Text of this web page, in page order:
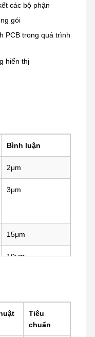
Hệ
Chat Ngay
các bộ phận
gói
PCB trong quá trình
hiển thị
Bình luận
2μm
3μm
15μm
10μm
Tiêu
chuẩn